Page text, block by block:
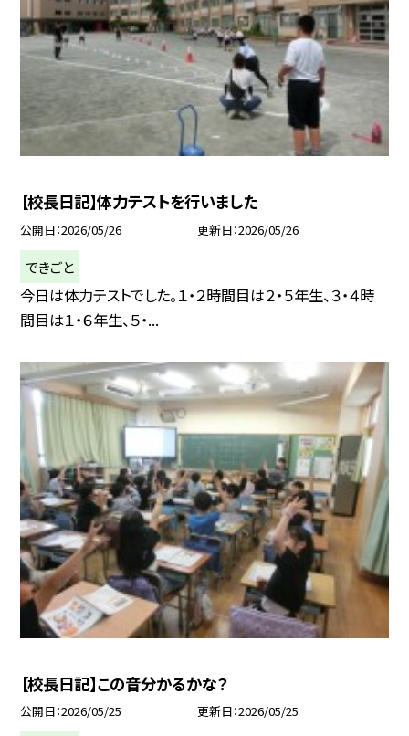
【校長日記】体力テストを行いました
公開日 2026/05/26 更新日 2026/05/26
できごと
今日は体力テストでした。１・２時間目は２・５年生、３・４時
間目は１・６年生、５・...
【校長日記】この音分かるかな？
公開日 2026/05/25 更新日 2026/05/25